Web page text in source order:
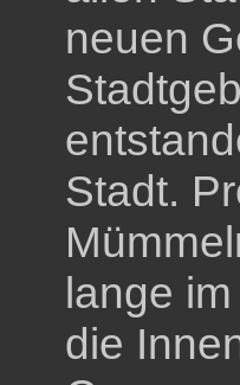
neuen
Stadt.
lange
die